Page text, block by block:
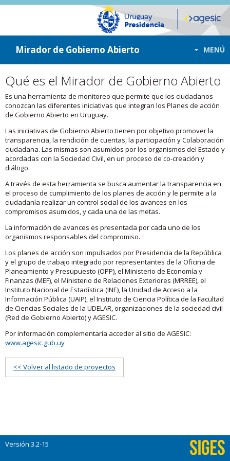
ir a contenido
ir al menú
Mirador de Gobierno Abierto MENÚ
Qué es el Mirador de Gobierno Abierto
Es una herramienta de monitoreo que permite que los ciudadanos
conozcan las diferentes iniciativas que integran los Planes de acción
de Gobierno Abierto en Uruguay.
Las iniciativas de Gobierno Abierto tienen por objetivo promover la
transparencia, la rendición de cuentas, la participación y Colaboración
ciudadana. Las mismas son asumidos por los organismos del Estado y
acordadas con la Sociedad Civil, en un proceso de co-creación y
diálogo.
A través de esta herramienta se busca aumentar la transparencia en
el proceso de cumplimiento de los planes de acción y le permite a la
ciudadanía realizar un control social de los avances en los
compromisos asumidos, y cada una de las metas.
La información de avances es presentada por cada uno de los
organismos responsables del compromiso.
Los planes de acción son impulsados por Presidencia de la República
y el grupo de trabajo integrado por representantes de la Oficina de
Planeamiento y Presupuesto (OPP), el Ministerio de Economía y
Finanzas (MEF), el Ministerio de Relaciones Exteriores (MRREE), el
Instituto Nacional de Estadística (INE), la Unidad de Acceso a la
Información Pública (UAIP), el Instituto de Ciencia Política de la Facultad
de Ciencias Sociales de la UDELAR, organizaciones de la sociedad civil
(Red de Gobierno Abierto) y AGESIC.
Por información complementaria acceder al sitio de AGESIC:
www.agesic.gub.uy
<< Volver al listado de proyectos
Versión:3.2-15